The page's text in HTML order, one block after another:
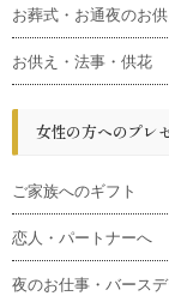
お葬式・お通夜のお供
お供え・法事・供花
女性の方へのプレ
ご家族へのギフト
恋人・パートナーへ
夜のお仕事・バース